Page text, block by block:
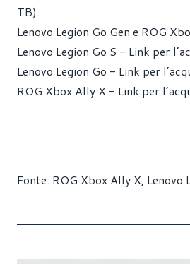
TB).
Lenovo Legion Go Gen e ROG
Lenovo Legion Go S - Link per
Lenovo Legion Go - Link per
ROG Xbox Ally X - Link per
Fonte: ROG Xbox Ally X, Lenovo